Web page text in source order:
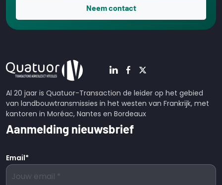
Neem contact
Al 20 jaar is Quatuor-Transaction de leider op het gebied
van landbouwtransmissies in het westen van Frankrijk, met
kantoren in Moréac, Nantes en Bordeaux
Aanmelding nieuwsbrief
Email*